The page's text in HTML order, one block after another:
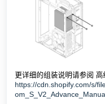
更详细的组装说明请参阅 高
https://cdn.shopify.com/s/